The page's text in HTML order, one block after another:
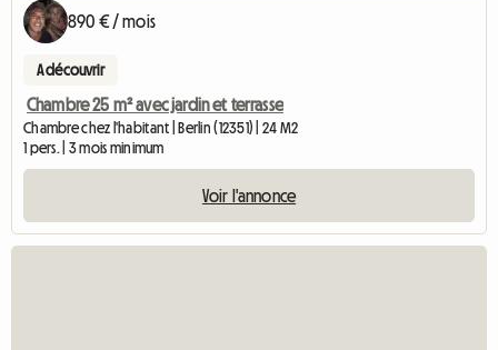
890 € / mois
A découvrir
Chambre 25 m² avec jardin et terrasse
Chambre chez l'habitant | Berlin (12351) | 24 M2
1 pers. | 3 mois minimum
Voir l'annonce